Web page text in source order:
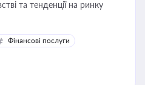
та тенденції на ринку
Фінансові послуги